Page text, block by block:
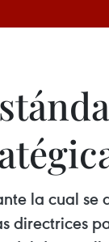
la cual
directrices